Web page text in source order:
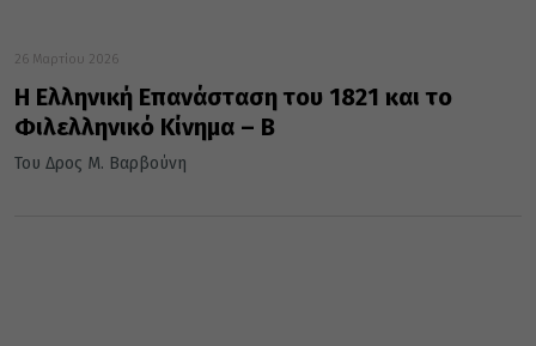
26 Μαρτίου 2026
Η Ελληνική Επανάσταση του 1821 και το
Φιλελληνικό Κίνημα – Β΄
Του Δρος Μ. Βαρβούνη